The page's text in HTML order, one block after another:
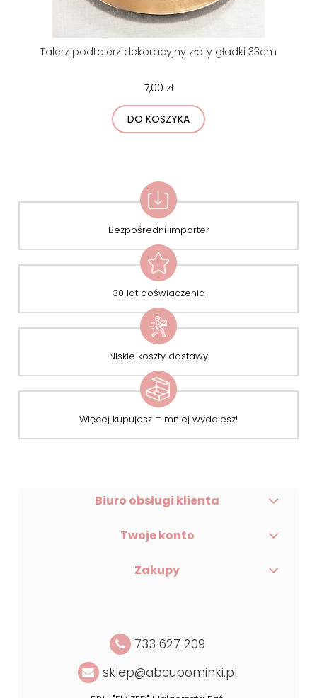
Talerz podtalerz dekoracyjny złoty gładki 33cm
7,00 zł
DO KOSZYKA
Bezpośredni importer
30 lat doświaczenia
Niskie koszty dostawy
Więcej kupujesz = mniej wydajesz!
Biuro obsługi klienta
Twoje konto
Zakupy
733 627 209
sklep@abcupominki.pl